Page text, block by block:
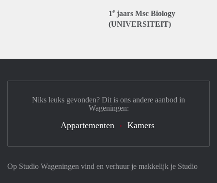
1e jaars Msc Biology
(UNIVERSITEIT)
Op Studio Wageningen vind en verhuur je makkelijk je Studio
Niks leuks gevonden? Dit is ons andere aanbod in
Wageningen:
Appartementen Kamers